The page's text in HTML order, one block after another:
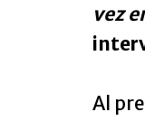
vez
Al